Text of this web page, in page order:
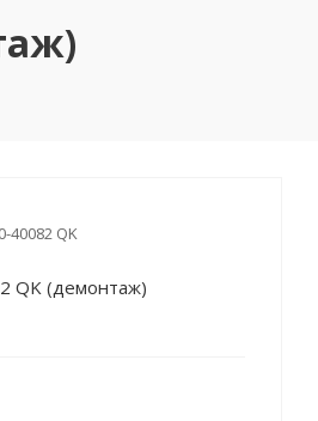
40082 QK
QK (демонтаж)